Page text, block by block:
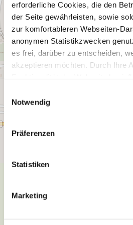
erforderliche Cookies, die den
der Seite gewährleisten, sowie
zur komfortableren Webseiten-
anonymen Statistikzwecken
es frei, darüber zu entscheiden,
akzeptieren möchten. Durch Ihre
Datenschutzbestimmungen.
i
w
Notwendig
Präferenzen
Statistiken
Marketing
Was möchten Sie